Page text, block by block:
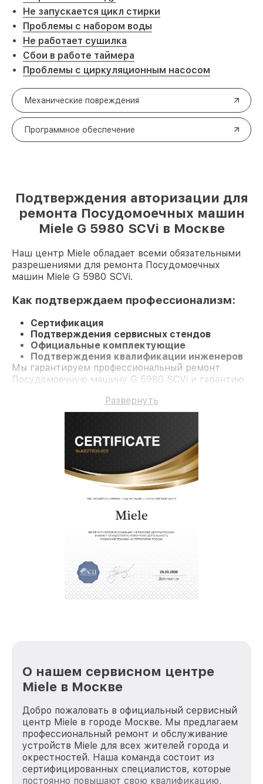
Не запускается цикл стирки
Проблемы с набором воды
Не работает сушилка
Сбои в работе таймера
Проблемы с циркуляционным насосом
Механические повреждения
Программное обеспечение
Подтверждения авторизации для
ремонта Посудомоечных машин
Miele G 5980 SCVi в Москве
Наш центр Miele обладает всеми обязательными
разрешениями для ремонта Посудомоечных
машин Miele G 5980 SCVi.
Как подтверждаем профессионализм:
Сертификация
Подтверждения сервисных стендов
Официальные комплектующие
Подтверждения квалификации инженеров
Мы гарантируем профессиональный ремонт
Посудомоечную машину G 5980 SCVi и гарантию
Развернуть
О нашем сервисном центре
Miele в Москве
Добро пожаловать в официальный сервисный
центр Miele в городе Москве. Мы предлагаем
профессиональный ремонт и обслуживание
устройств Miele для всех жителей города и
окрестностей. Наша команда состоит из
сертифицированных специалистов, которые
постоянно повышают свою квалификацию,